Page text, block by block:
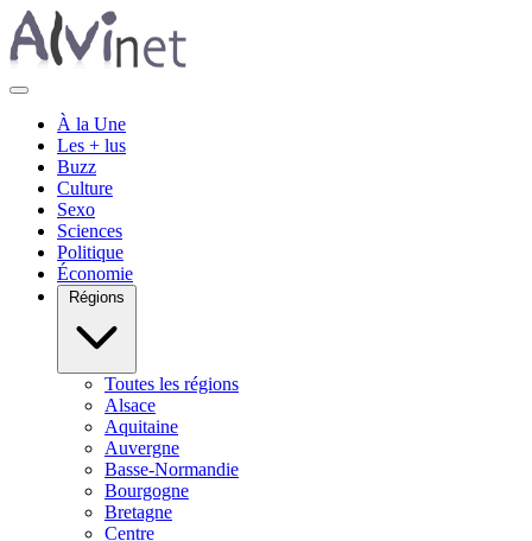
À la Une
Les + lus
Buzz
Culture
Sexo
Sciences
Politique
Économie
Régions
Toutes les régions
Alsace
Aquitaine
Auvergne
Basse-Normandie
Bourgogne
Bretagne
Centre